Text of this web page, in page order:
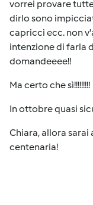
vorrei provare
dirlo sono
capricci ecc. non
intenzione di farla
domandeeee!!
Ma certo che sì!!!!!!!!!
In ottobre quasi
Chiara, allora sarai
centenaria!